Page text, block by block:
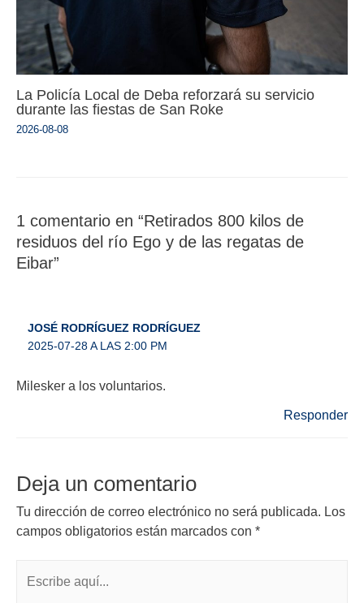
La Policía Local de Deba reforzará su servicio
durante las fiestas de San Roke
2026-08-08
1 comentario en “Retirados 800 kilos de
residuos del río Ego y de las regatas de
Eibar”
JOSÉ RODRÍGUEZ RODRÍGUEZ
2025-07-28 A LAS 2:00 PM
Milesker a los voluntarios.
Responder
Deja un comentario
Tu dirección de correo electrónico no será publicada. Los
campos obligatorios están marcados con *